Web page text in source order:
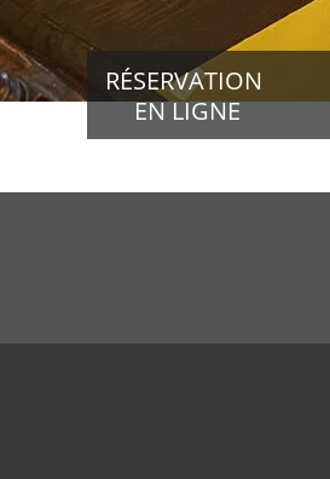
Accès
Contact
RÉSERVATION
EN LIGNE